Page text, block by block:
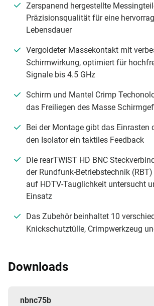
Zerspanend hergestellte
Präzisionsqualität für eine
Lebensdauer
Vergoldeter Massekontakt mit
Schirmwirkung, optimiert für
Signale bis 4.5 GHz
Schirm und Mantel Crimp
das Freiliegen des Masse
Bei der Montage gibt das Einrasten
den Isolator ein taktiles Feedback
Die rearTWIST HD BNC
der Rundfunk-Betriebstechnik
auf HDTV-Tauglichkeit untersucht
Einsatz
Das Zubehör beinhaltet 10
Knickschutztülle, Crimpwerkzeug
Downloads
nbnc75b